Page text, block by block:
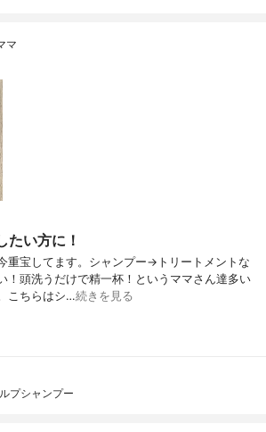
マ
たい方に！
重宝してます。シャンプー→トリートメントな
！頭洗うだけで精一杯！というママさん達多い
こちらはシ…続きを見る
プシャンプー